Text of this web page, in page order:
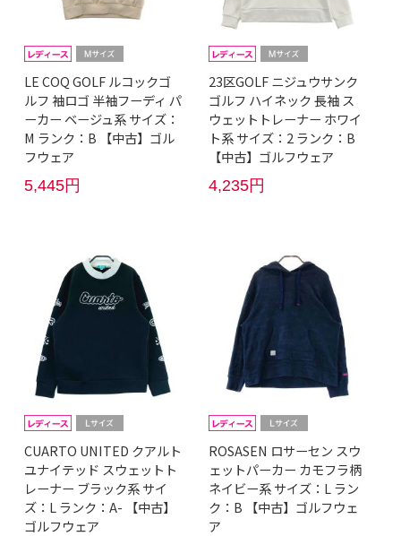
LE COQ GOLF ルコックゴ
ルフ 袖ロゴ 半袖フーディ パ
ーカー ベージュ系 サイズ：
M ランク：B 【中古】ゴル
フウェア
5,445円
23区GOLF ニジュウサンク
ゴルフ ハイネック 長袖 ス
ウェットトレーナー ホワイ
ト系 サイズ：2 ランク：B
【中古】ゴルフウェア
4,235円
CUARTO UNITED クアルト
ユナイテッド スウェットト
レーナー ブラック系 サイ
ズ：L ランク：A- 【中古】
ゴルフウェア
ROSASEN ロサーセン スウ
ェットパーカー カモフラ柄
ネイビー系 サイズ：L ラン
ク：B 【中古】ゴルフウェ
ア